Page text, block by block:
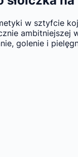
w sztyfcie
ambitniejszej
golenie i